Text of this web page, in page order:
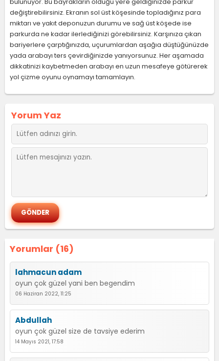
değiştirebilirsiniz. Ekranın sol üst köşesinde topladığınız para
miktarı ve yakıt deponuzun durumu ve sağ üst köşede ise
parkurda ne kadar ilerlediğinizi görebilirsiniz. Karşınıza çıkan
bariyerlere çarptığınızda, uçurumlardan aşağıa düştüğünüzde
yada arabayı ters çevirdiğinizde yanıyorsunuz. Her aşamada
dikkatinizi kaybetmeden arabayı en uzun mesafeye götürerek
yol çizme oyunu oynamayı tamamlayın.
Yorumlar (16)
lahmacun adam
oyun çok güzel yani ben begendim
06 Haziran 2022, 11:25
Abdullah
oyun çok güzel size de tavsiye ederim
14 Mayıs 2021, 17:58
Yorum Yaz